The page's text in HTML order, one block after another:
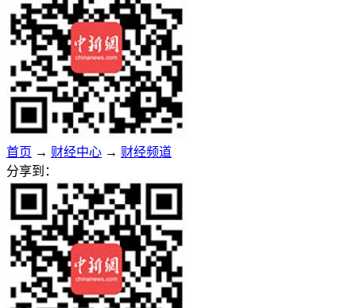
首页 → 财经中心 → 财经频道
分享到：